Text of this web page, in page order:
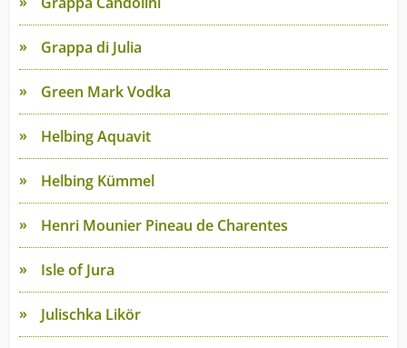
Grappa di Julia
Green Mark Vodka
Helbing Aquavit
Helbing Kümmel
Henri Mounier Pineau de Charentes
Isle of Jura
Julischka Likör